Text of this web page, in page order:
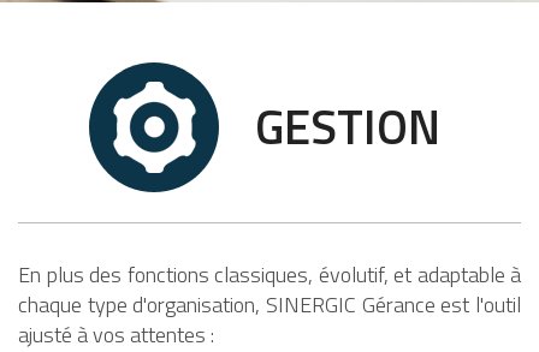
GESTION
En plus des fonctions classiques, évolutif, et adaptable à
chaque type d'organisation, SINERGIC Gérance est l'outil
ajusté à vos attentes :